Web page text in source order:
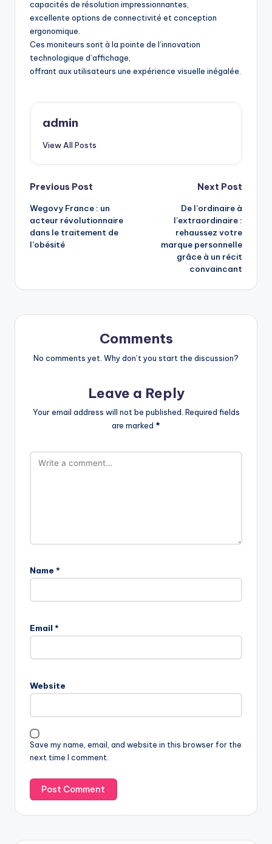
capacités de résolution impressionnantes,
excellente options de connectivité et conception
ergonomique.
Ces moniteurs sont à la pointe de l’innovation
technologique d’affichage,
offrant aux utilisateurs une expérience visuelle inégalée.
admin
View All Posts
Post
navigation
Previous Post
Wegovy France : un
acteur révolutionnaire
dans le traitement de
l’obésité
Next Post
De l’ordinaire à
l’extraordinaire :
rehaussez votre
marque personnelle
grâce à un récit
convaincant
Comments
No comments yet. Why don’t you start the discussion?
Leave a Reply
Your email address will not be published. Required fields
are marked *
Name *
Email *
Website
Save my name, email, and website in this browser for the
next time I comment.